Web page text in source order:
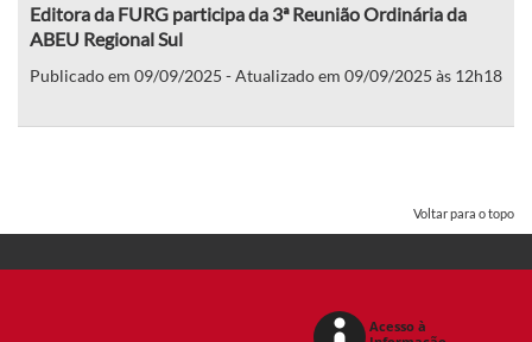
Editora da FURG participa da 3ª Reunião Ordinária da
ABEU Regional Sul
Publicado em 09/09/2025 - Atualizado em 09/09/2025 às 12h18
Voltar para o topo